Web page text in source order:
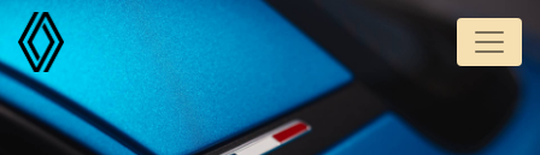
Panneau de gestion des cookies